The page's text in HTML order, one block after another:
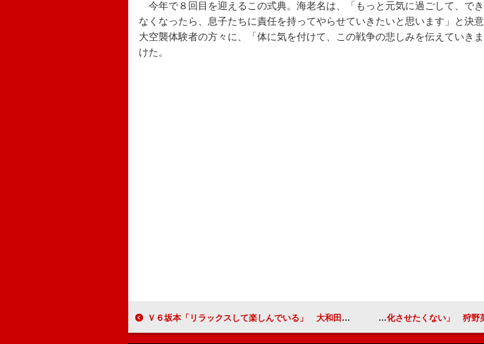
今年で８回目を迎えるこの式典。海老名は、「もっと元気に過ごして、で
なくなったら、息子たちに責任を持ってやらせていきたいと思います」と決
大空襲体験者の方々に、「体に気を付けて、この戦争の悲しみを伝えていき
けた。
Ｖ６坂本「リラックスして楽しんでいる」 大和田美帆「両親に役者魂を見せたい」 サンド伊達「震災を風化させたく